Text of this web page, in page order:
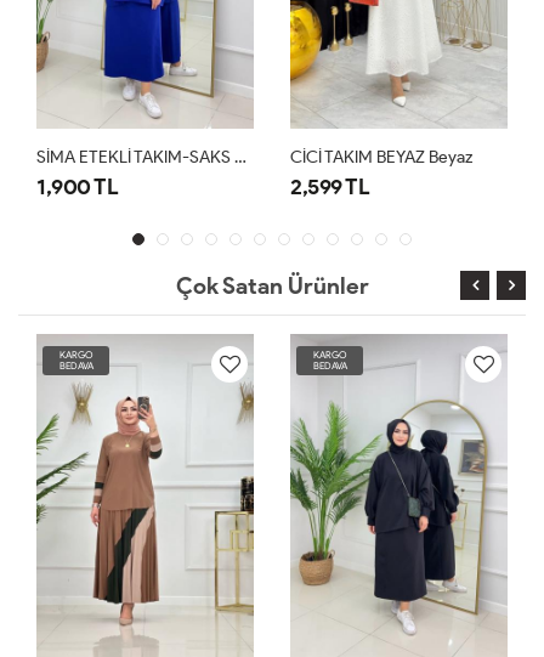
SİMA ETEKLİ TAKIM-SAKS MAVİ
TL
CİCİ TAKIM BEYAZ Beyaz
2,599 TL
Çok Satan Ürünler
KARGO
BEDAVA
KARGO
BEDAVA